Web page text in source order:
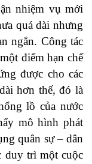
nhiệm vụ mới
quá dài nhưng
ngắn. Công tác
điểm hạn chế
được cho các
hơn thế, đó là
lồ của nước
mô hình phát
quân sự – dân
duy trì một cuộc